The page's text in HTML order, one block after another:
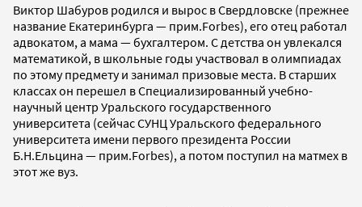
Виктор Шабуров родился и вырос в Свердловске (прежнее
название Екатеринбурга — прим.Forbes), его отец работал
адвокатом, а мама — бухгалтером. С детства он увлекался
математикой, в школьные годы участвовал в олимпиадах
по этому предмету и занимал призовые места. В старших
классах он перешел в Специализированный учебно-
научный центр Уральского государственного
университета (сейчас СУНЦ Уральского федерального
университета имени первого президента России
Б.Н.Ельцина — прим.Forbes), а потом поступил на матмех в
этот же вуз.